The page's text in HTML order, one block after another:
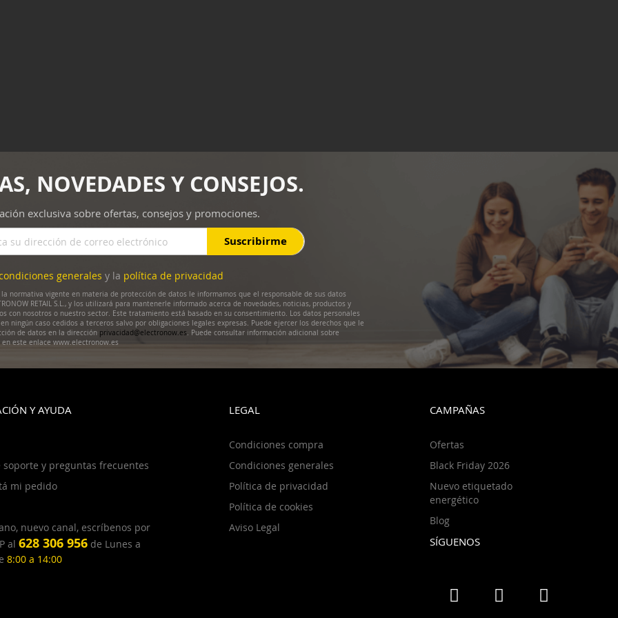
NOVEDADES Y CONSEJOS.
exclusiva sobre ofertas, consejos y promociones.
Suscribirme
generales y la política de privacidad
normativa vigente en materia de protección de datos le informamos que el responsable de sus datos
RETAIL S.L., y los utilizará para mantenerle informado acerca de novedades, noticias, productos y
con nosotros o nuestro sector. Este tratamiento está basado en su consentimiento. Los datos personales
ningún caso cedidos a terceros salvo por obligaciones legales expresas. Puede ejercer los derechos que le
de datos en la dirección privacidad@electronow.es. Puede consultar información adicional sobre
en este enlace www.electronow.es
Y AYUDA
soporte y preguntas frecuentes
mi pedido
nuevo canal, escríbenos por
al 628 306 956de Lunes a
8:00 a 14:00
LEGAL
Condiciones compra
Condiciones generales
Política de privacidad
Política de cookies
Aviso Legal
CAMPAÑAS
Ofertas
Black Friday 2026
Nuevo etiquetado
energético
Blog
SÍGUENOS